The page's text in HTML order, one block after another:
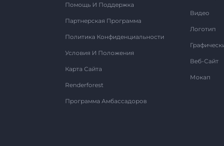
Помощь И Поддержка
Партнерская Программа
Политика Конфиденциальности
Условия И Положения
Карта Сайта
Renderforest
Программа Амбассадоров
Видео
Логотип
Веб-Сайт
Мокап